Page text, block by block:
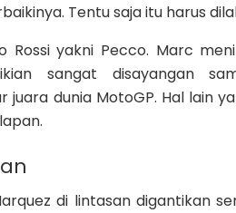
Tentu saja itu harus
Rossi yakni Pecco. Marc
sangat disayangan
juara dunia MotoGP. Hal lain
di lintasan digantikan